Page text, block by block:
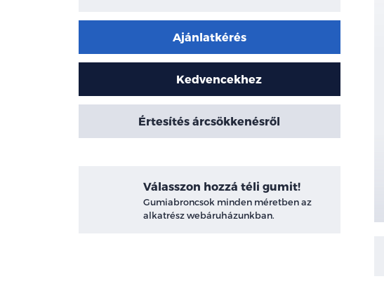
Ajánlatkérés
Kedvencekhez
Értesítés árcsökkenésről
Válasszon hozzá téli gumit!
Gumiabroncsok minden méretben az
alkatrész webáruházunkban.